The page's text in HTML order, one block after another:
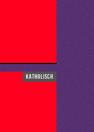
katholisch